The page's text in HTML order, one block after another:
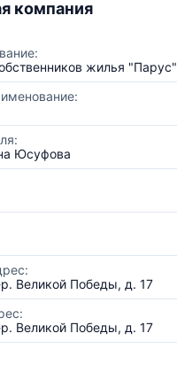
компания
жилья "Парус"
Юсуфова
р. Великой Победы, д. 17
р. Великой Победы, д. 17